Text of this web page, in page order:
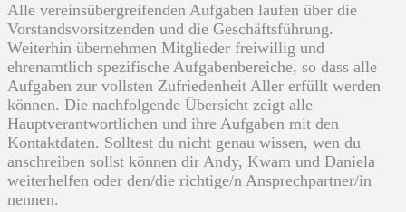
Alle vereinsübergreifenden Aufgaben laufen über die
Vorstandsvorsitzenden und die Geschäftsführung.
Weiterhin übernehmen Mitglieder freiwillig und
ehrenamtlich spezifische Aufgabenbereiche, so dass alle
Aufgaben zur vollsten Zufriedenheit Aller erfüllt werden
können. Die nachfolgende Übersicht zeigt alle
Hauptverantwortlichen und ihre Aufgaben mit den
Kontaktdaten. Solltest du nicht genau wissen, wen du
anschreiben sollst können dir Andy, Kwam und Daniela
weiterhelfen oder den/die richtige/n Ansprechpartner/in
nennen.